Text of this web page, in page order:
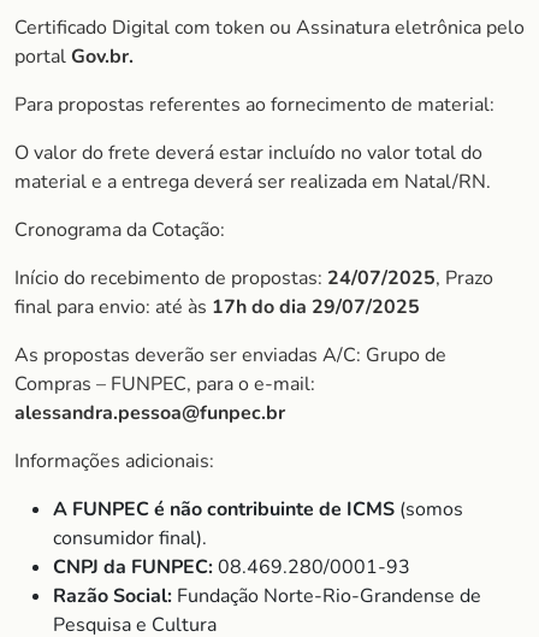
Certificado Digital com token ou Assinatura eletrônica pelo
portalGov.br.
Para propostas referentes ao fornecimento de material:
O valor do frete deverá estar incluído no valor total do
material e a entrega deverá ser realizada em Natal/RN.
Cronograma da Cotação:
Início do recebimento de propostas: 24/07/2025, Prazo
final para envio: até às 17h do dia 29/07/2025
As propostas deverão ser enviadas A/C: Grupo de
Compras – FUNPEC, para o e-mail:
alessandra.pessoa@funpec.br
Informações adicionais:
A FUNPEC é não contribuinte de ICMS (somos
consumidor final).
CNPJ da FUNPEC:08.469.280/0001-93
Razão Social: Fundação Norte-Rio-Grandense de
Pesquisa e Cultura